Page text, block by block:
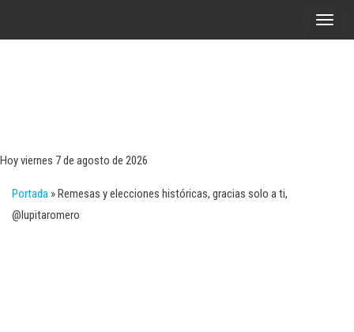
A
Hoy viernes 7 de agosto de 2026
Portada »Remesas y elecciones históricas, gracias solo a ti,
@lupitaromero